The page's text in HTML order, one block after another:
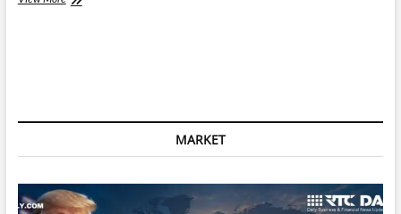
कम
जानते
इसका
कारण
MARKET